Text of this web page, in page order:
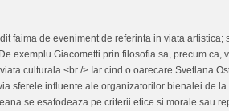
faima de eveniment de referinta in viata artistica;
exemplu Giacometti prin filosofia sa, precum ca,
culturala.<br /> Iar cind o oarecare Svetlana
sferele influente ale organizatorilor bienalei de la
se esafodeaza pe criterii etice si morale sau